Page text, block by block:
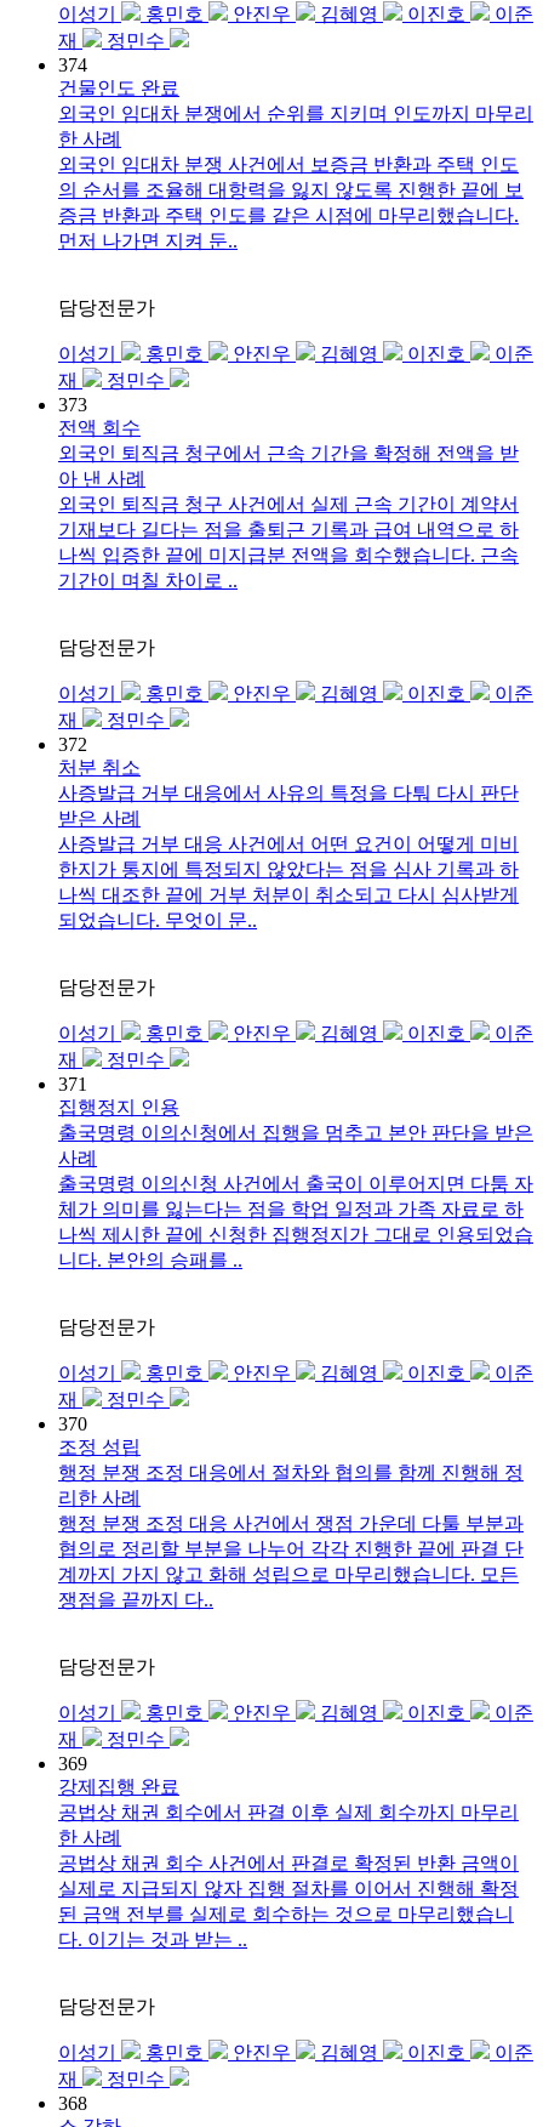
이성기 홍민호 안진우 김혜영 이진호
이준
재
정민수
374
건물인도 완료
외국인 임대차 분쟁에서 순위를 지키며 인도까지 마무리
한 사례
외국인 임대차 분쟁 사건에서 보증금 반환과 주택 인도
의 순서를 조율해 대항력을 잃지 않도록 진행한 끝에 보
증금 반환과 주택 인도를 같은 시점에 마무리했습니다.
먼저 나가면 지켜 둔..
담당전문가
이성기 홍민호 안진우 김혜영 이진호
이준
재
정민수
373
전액 회수
외국인 퇴직금 청구에서 근속 기간을 확정해 전액을 받
아 낸 사례
외국인 퇴직금 청구 사건에서 실제 근속 기간이 계약서
기재보다 길다는 점을 출퇴근 기록과 급여 내역으로 하
나씩 입증한 끝에 미지급분 전액을 회수했습니다. 근속
기간이 며칠 차이로 ..
담당전문가
이성기 홍민호 안진우 김혜영 이진호
이준
재
정민수
372
처분 취소
사증발급 거부 대응에서 사유의 특정을 다퉈 다시 판단
받은 사례
사증발급 거부 대응 사건에서 어떤 요건이 어떻게 미비
한지가 통지에 특정되지 않았다는 점을 심사 기록과 하
나씩 대조한 끝에 거부 처분이 취소되고 다시 심사받게
되었습니다. 무엇이 문..
담당전문가
이성기 홍민호 안진우 김혜영 이진호
이준
재
정민수
371
집행정지 인용
출국명령 이의신청에서 집행을 멈추고 본안 판단을 받은
사례
출국명령 이의신청 사건에서 출국이 이루어지면 다툼 자
체가 의미를 잃는다는 점을 학업 일정과 가족 자료로 하
나씩 제시한 끝에 신청한 집행정지가 그대로 인용되었습
니다. 본안의 승패를 ..
담당전문가
이성기 홍민호 안진우 김혜영 이진호
이준
재
정민수
370
조정 성립
행정 분쟁 조정 대응에서 절차와 협의를 함께 진행해 정
리한 사례
행정 분쟁 조정 대응 사건에서 쟁점 가운데 다툴 부분과
협의로 정리할 부분을 나누어 각각 진행한 끝에 판결 단
계까지 가지 않고 화해 성립으로 마무리했습니다. 모든
쟁점을 끝까지 다..
담당전문가
이성기 홍민호 안진우 김혜영 이진호
이준
재
정민수
369
강제집행 완료
공법상 채권 회수에서 판결 이후 실제 회수까지 마무리
한 사례
공법상 채권 회수 사건에서 판결로 확정된 반환 금액이
실제로 지급되지 않자 집행 절차를 이어서 진행해 확정
된 금액 전부를 실제로 회수하는 것으로 마무리했습니
다. 이기는 것과 받는 ..
담당전문가
이성기 홍민호 안진우 김혜영 이진호
이준
재
정민수
368